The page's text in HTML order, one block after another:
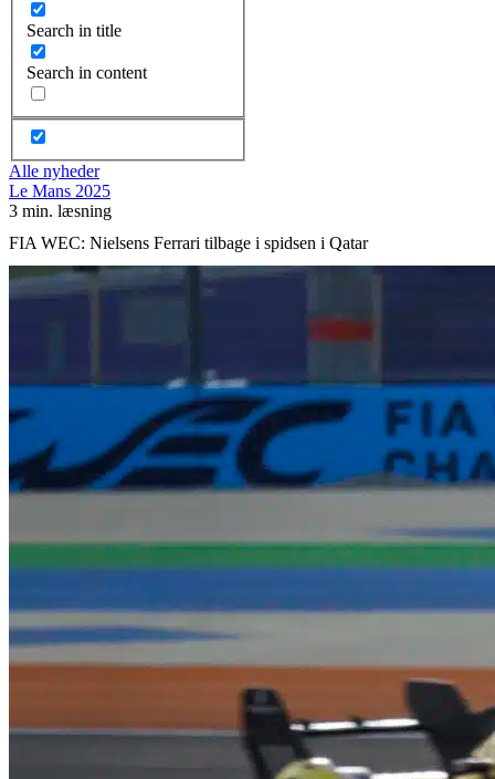
Search in title
Search in content
Alle nyheder
Le Mans 2025
3 min. læsning
FIA WEC: Nielsens Ferrari tilbage i spidsen i Qatar